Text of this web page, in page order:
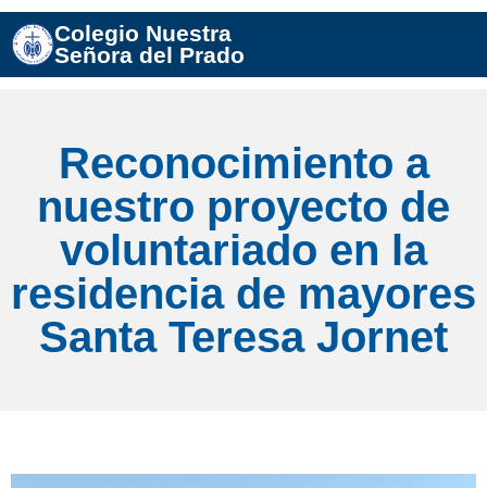
Colegio Nuestra
Señora del Prado
Reconocimiento a
nuestro proyecto de
voluntariado en la
residencia de mayores
Santa Teresa Jornet